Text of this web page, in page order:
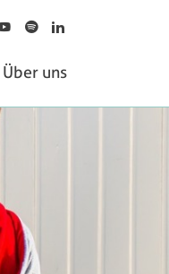
Über uns